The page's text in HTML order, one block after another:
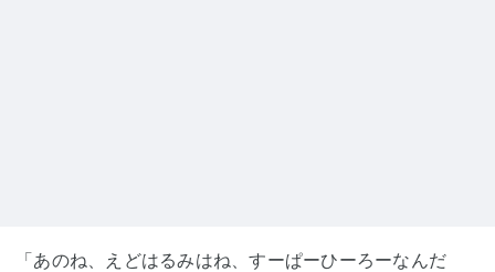
「あのね、えどはるみはね、すーぱーひーろーなんだ